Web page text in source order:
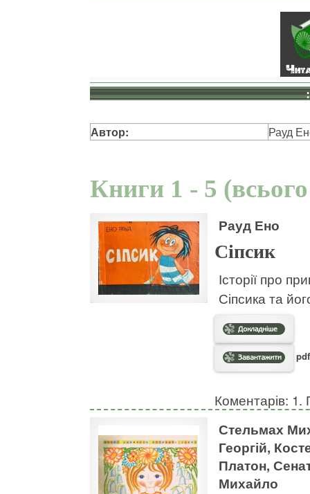
Автор: Рауд
Книги 1 - 5
Рауд Ено
Сіпсик
Історії про
Сіпсика та
Коментарів: 1.
Стельмах
Георгій,
Платон,
Михайло